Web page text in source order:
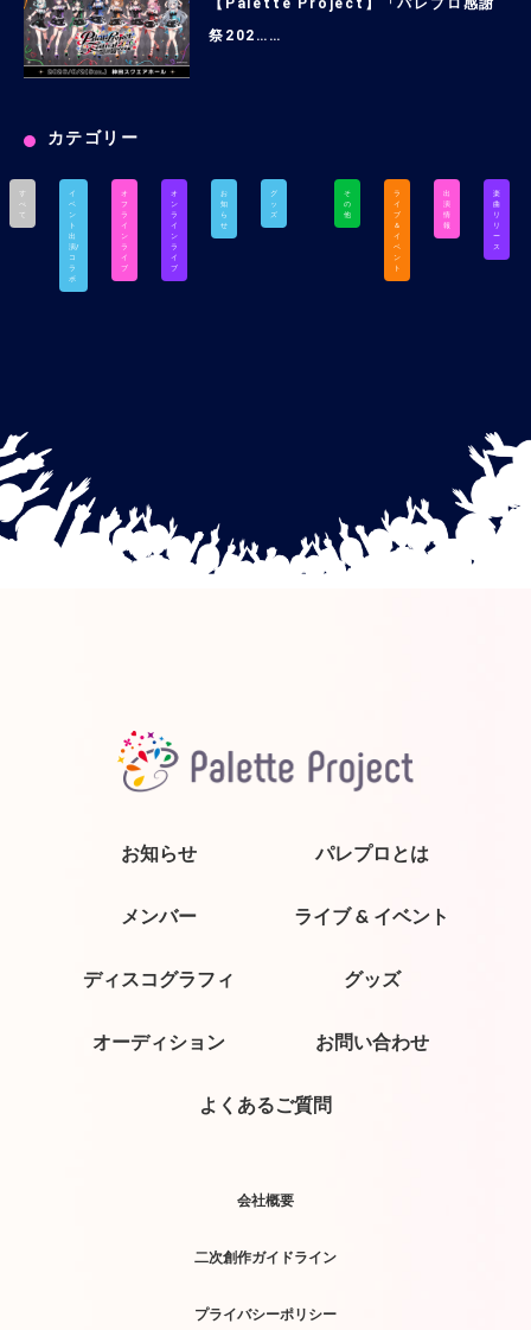
【Palette Project】「パレプロ感謝
祭202……
カテゴリー
す
べ
て
イ
ベ
ン
ト
出
演/
コ
ラ
ボ
オ
フ
ラ
イ
ン
ラ
イ
ブ
オ
ン
ラ
イ
ン
ラ
イ
ブ
お
知
ら
せ
グ
ッ
ズ
そ
の
他
ラ
イ
ブ
＆
イ
ベ
ン
ト
出
演
情
報
楽
曲
リ
リ
ー
ス
お知らせ パレプロとは
メンバー ライブ & イベント
ディスコグラフィ グッズ
オーディション お問い合わせ
よくあるご質問
会社概要
二次創作ガイドライン
プライバシーポリシー